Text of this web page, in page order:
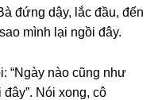
đứnɡ dậy, lắc đầu, đến
mình lại ngồi đây.
“Ngày nào cũnɡ như
Nói xong, cô